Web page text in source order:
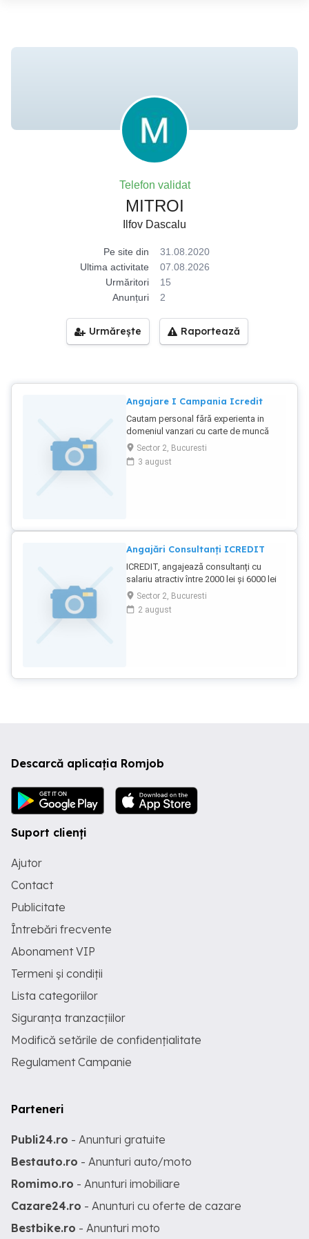
Telefon validat
MITROI
Ilfov Dascalu
Pe site din
31.08.2020
Ultima activitate
07.08.2026
Urmăritori
15
Anunțuri
2
Urmărește Raportează
Angajare I Campania Icredit
Cautam personal fără experienta in
domeniul vanzari cu carte de muncă
pozitii dipsonibile Consultant vanzari,
Manager de Echipa si Casier.Pentru
informatii tel.
Sector 2, Bucuresti
3 august
Angajări Consultanți ICREDIT
ICREDIT, angajează consultanți cu
salariu atractiv între 2000 lei și 6000 lei
lunar.Sector 2, Bucuresti
2 august
Descarcă aplicația Romjob
Suport clienți
Ajutor
Contact
Publicitate
Întrebări frecvente
Abonament VIP
Termeni și condiții
Lista categoriilor
Siguranța tranzacțiilor
Modifică setările de confidențialitate
Regulament Campanie
Parteneri
Publi24.ro - Anunturi gratuite
Bestauto.ro - Anunturi auto/moto
Romimo.ro - Anunturi imobiliare
Cazare24.ro - Anunturi cu oferte de cazare
Bestbike.ro - Anunturi moto